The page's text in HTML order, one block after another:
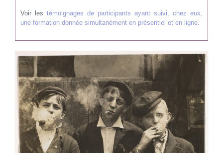
Voir les témoignages de participants ayant suivi, chez eux,
une formation donnée simultanément en présentiel et en ligne